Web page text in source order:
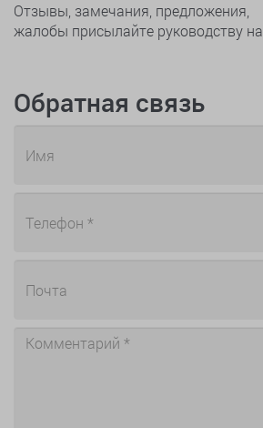
Отзывы, замечания, предложения,
жалобы присылайте руководству на
Обратная связь